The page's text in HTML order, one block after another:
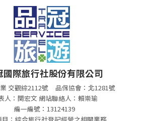
國際旅行社股份有限公司
交觀綜2112號
品保協會：北1281號
人：関宏文 網站聯絡人：賴崇瑜
編一編號：13124139